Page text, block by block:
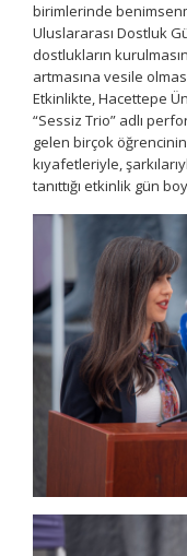
birimlerinde
Uluslararası Dostluk
dostlukların
artmasına vesile
Etkinlikte, Hacettepe
“Sessiz Trio” adlı
gelen birçok
kıyafetleriyle,
tanıttığı etkinlik gün